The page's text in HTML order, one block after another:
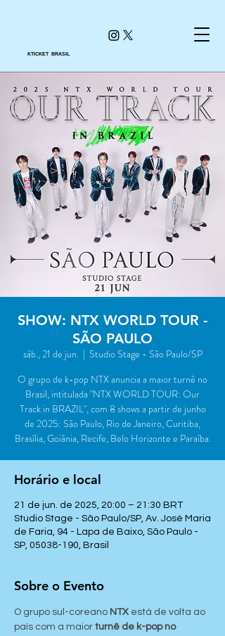
KTICKET BRASIL
SHOW: NTX WORLD TOUR -
SÃO PAULO
sáb., 21 de jun.
  |
Studio Stage - São Paulo/SP
O grupo de k-pop NTX anuncia a maior turnê no
Brasil, intitulada "NTX WORLD TOUR: Our
Track in BRAZIL", com 8 shows a partir de junho
de 2025: São Paulo, Rio de Janeiro, Curitiba,
Brasília, Goiânia, Recife, Belo Horizonte e Paraíba.
Horário e local
21 de jun. de 2025, 20:00 – 21:30 BRT
Studio Stage - São Paulo/SP, Av. José Maria
de Faria, 94 - Lapa de Baixo, São Paulo -
SP, 05038-190, Brasil
Sobre o Evento
O grupo sul-coreano NTX está de volta ao
país com a maior turnê de k-pop no